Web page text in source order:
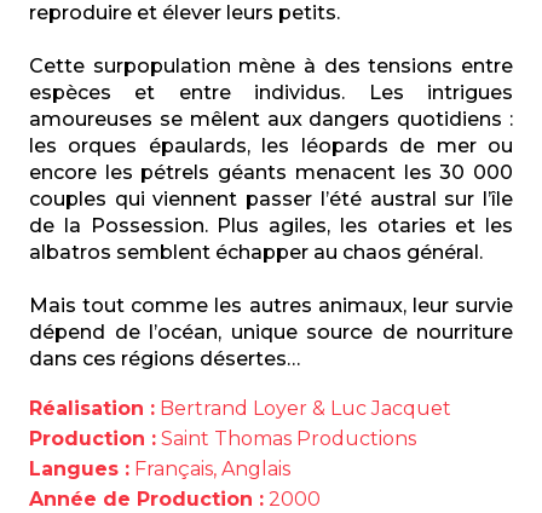
reproduire et élever leurs petits.
Cette surpopulation mène à des tensions entre
espèces et entre individus. Les intrigues
amoureuses se mêlent aux dangers quotidiens :
les orques épaulards, les léopards de mer ou
encore les pétrels géants menacent les 30 000
couples qui viennent passer l’été austral sur l’île
de la Possession. Plus agiles, les otaries et les
albatros semblent échapper au chaos général.
Mais tout comme les autres animaux, leur survie
dépend de l’océan, unique source de nourriture
dans ces régions désertes…
Réalisation : Bertrand Loyer & Luc Jacquet
Production : Saint Thomas Productions
Langues : Français, Anglais
Année de Production : 2000